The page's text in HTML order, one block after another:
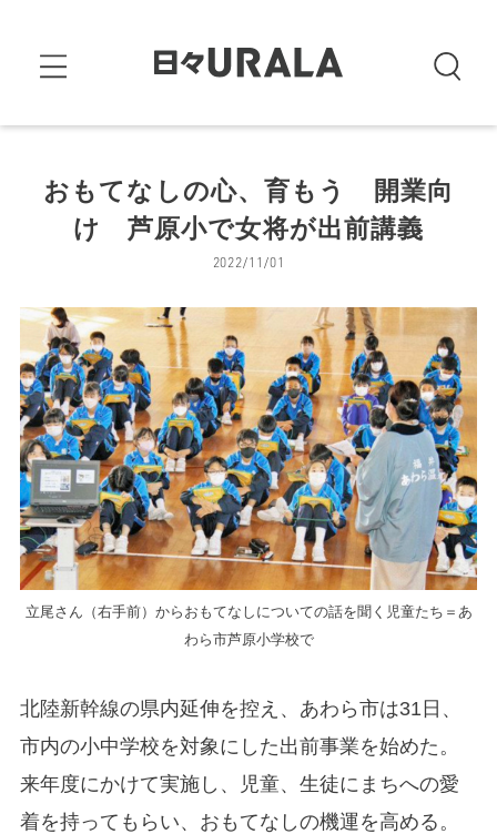
おもてなしの心、育もう 開業向
け 芦原小で女将が出前講義
2022/11/01
立尾さん（右手前）からおもてなしについての話を聞く児童たち＝あ
わら市芦原小学校で
北陸新幹線の県内延伸を控え、あわら市は31日、
市内の小中学校を対象にした出前事業を始めた。
来年度にかけて実施し、児童、生徒にまちへの愛
着を持ってもらい、おもてなしの機運を高める。